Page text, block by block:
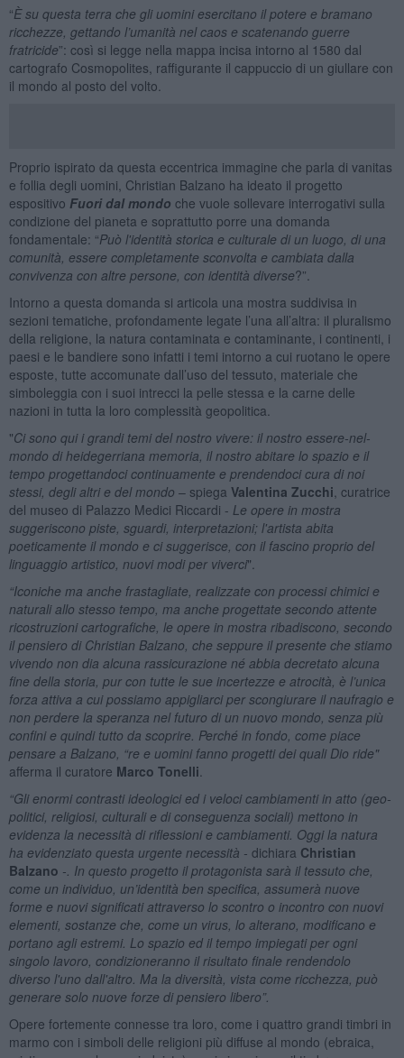
“È su questa terra che gli uomini esercitano il potere e bramano
ricchezze, gettando l’umanità nel caos e scatenando guerre
fratricide”: così si legge nella mappa incisa intorno al 1580 dal
cartografo Cosmopolites, raffigurante il cappuccio di un giullare con
il mondo al posto del volto.
Proprio ispirato da questa eccentrica immagine che parla di vanitas
e follia degli uomini, Christian Balzano ha ideato il progetto
espositivo Fuori dal mondo che vuole sollevare interrogativi sulla
condizione del pianeta e soprattutto porre una domanda
fondamentale: “Può l'identità storica e culturale di un luogo, di una
comunità, essere completamente sconvolta e cambiata dalla
convivenza con altre persone, con identità diverse?”.
Intorno a questa domanda si articola una mostra suddivisa in
sezioni tematiche, profondamente legate l’una all’altra: il pluralismo
della religione, la natura contaminata e contaminante, i continenti, i
paesi e le bandiere sono infatti i temi intorno a cui ruotano le opere
esposte, tutte accomunate dall’uso del tessuto, materiale che
simboleggia con i suoi intrecci la pelle stessa e la carne delle
nazioni in tutta la loro complessità geopolitica.
"Ci sono qui i grandi temi del nostro vivere: il nostro essere-nel-
mondo di heidegerriana memoria, il nostro abitare lo spazio e il
tempo progettandoci continuamente e prendendoci cura di noi
stessi, degli altri e del mondo – spiega Valentina Zucchi , curatrice
del museo di Palazzo Medici Riccardi - Le opere in mostra
suggeriscono piste, sguardi, interpretazioni; l'artista abita
poeticamente il mondo e ci suggerisce, con il fascino proprio del
linguaggio artistico, nuovi modi per viverci".
“Iconiche ma anche frastagliate, realizzate con processi chimici e
naturali allo stesso tempo, ma anche progettate secondo attente
ricostruzioni cartografiche, le opere in mostra ribadiscono, secondo
il pensiero di Christian Balzano, che seppure il presente che stiamo
vivendo non dia alcuna rassicurazione né abbia decretato alcuna
fine della storia, pur con tutte le sue incertezze e atrocità, è l’unica
forza attiva a cui possiamo appigliarci per scongiurare il naufragio e
non perdere la speranza nel futuro di un nuovo mondo, senza più
confini e quindi tutto da scoprire. Perché in fondo, come piace
pensare a Balzano, “re e uomini fanno progetti dei quali Dio ride"
afferma il curatore Marco Tonelli
“Gli enormi contrasti ideologici ed i veloci cambiamenti in atto (geo-
politici, religiosi, culturali e di conseguenza sociali) mettono in
evidenza la necessità di riflessioni e cambiamenti. Oggi la natura
ha evidenziato questa urgente necessità - dichiara Christian
Balzano -. In questo progetto il protagonista sarà il tessuto che,
come un individuo, un’identità ben specifica, assumerà nuove
forme e nuovi significati attraverso lo scontro o incontro con nuovi
elementi, sostanze che, come un virus, lo alterano, modificano e
portano agli estremi. Lo spazio ed il tempo impiegati per ogni
singolo lavoro, condizioneranno il risultato finale rendendolo
diverso l'uno dall'altro. Ma la diversità, vista come ricchezza, può
generare solo nuove forze di pensiero libero”.
Opere fortemente connesse tra loro, come i quattro grandi timbri in
marmo con i simboli delle religioni più diffuse al mondo (ebraica,